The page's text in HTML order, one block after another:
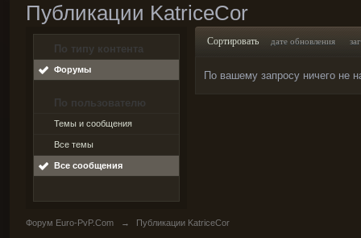
Публикации KatriceCor
По типу контента
Форумы
По пользователю
Темы и сообщения
Все темы
Все сообщения
Сортировать дате обновления
По вашему запросу ничего не
Форум Euro-PvP.Com → Публикации KatriceCor